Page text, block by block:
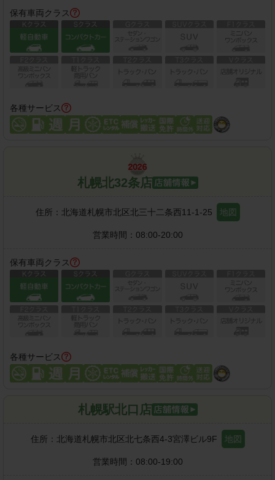
保有車両クラス
各種サービス
札幌北32条店
住所： 北海道札幌市北区北三十二条西11-1-25 地図
営業時間： 08:00-20:00
保有車両クラス
各種サービス
札幌駅北口店
住所： 北海道札幌市北区北七条西4-3宮澤ビル9F 地図
営業時間： 08:00-19:00